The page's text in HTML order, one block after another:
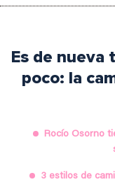
Es de nueva
poco: la
Rocío Osorno
3 estilos de